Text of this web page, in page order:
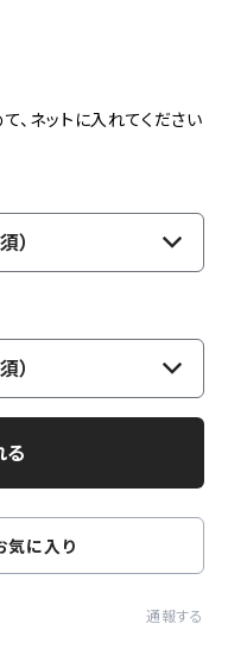
ネットに入れてください
）
）
る
気に入り
通報する